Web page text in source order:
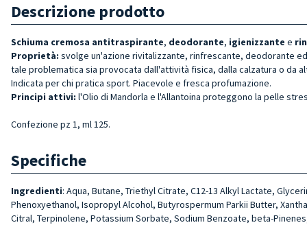
Descrizione prodotto
Schiuma cremosa antitraspirante, deodorante, igienizzante e
Proprietà: svolge un'azione rivitalizzante, rinfrescante, deodorante
tale problematica sia provocata dall'attività fisica, dalla calzatura o da
Indicata per chi pratica sport. Piacevole e fresca profumazione.
Principi attivi: l'Olio di Mandorla e l'Allantoina proteggono la pelle
Confezione pz 1, ml 125.
Specifiche
Ingredienti: Aqua, Butane, Triethyl Citrate, C12-13 Alkyl Lactate,
Phenoxyethanol, Isopropyl Alcohol, Butyrospermum Parkii Butter,
Citral, Terpinolene, Potassium Sorbate, Sodium Benzoate, beta-